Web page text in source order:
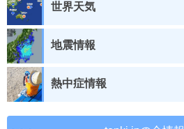
世界天気
地震情報
熱中症情報